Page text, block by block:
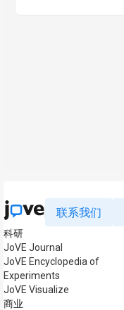
联系我们
科研
JoVE Journal
JoVE Encyclopedia of
Experiments
JoVE Visualize
商业